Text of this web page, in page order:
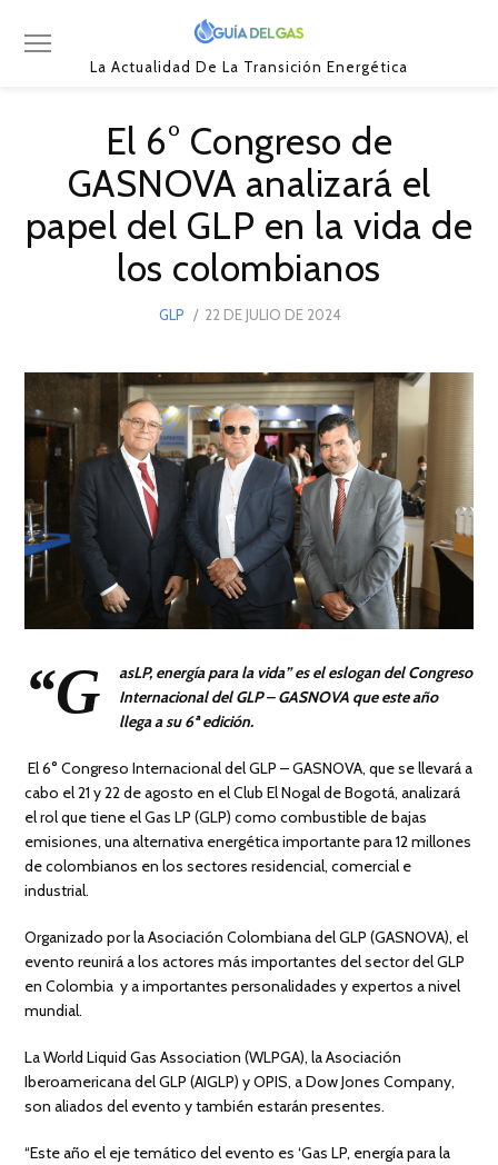
La Actualidad De La Transición Energética
El 6° Congreso de
GASNOVA analizará el
papel del GLP en la vida de
los colombianos
GLP
POSTED
22 DE JULIO DE 2024
DE
2024
“G
asLP, energía para la vida” es el eslogan del Congreso
Internacional del GLP – GASNOVA que este año
llega a su 6ª edición.
El 6° Congreso Internacional del GLP – GASNOVA, que se llevará a
cabo el 21 y 22 de agosto en el Club El Nogal de Bogotá, analizará
el rol que tiene el Gas LP (GLP) como combustible de bajas
emisiones, una alternativa energética importante para 12 millones
de colombianos en los sectores residencial, comercial e
industrial.
Organizado por la Asociación Colombiana del GLP (GASNOVA), el
evento reunirá a los actores más importantes del sector del GLP
en Colombia y a importantes personalidades y expertos a nivel
mundial.
La World Liquid Gas Association (WLPGA), la Asociación
Iberoamericana del GLP (AIGLP) y OPIS, a Dow Jones Company,
son aliados del evento y también estarán presentes.
“Este año el eje temático del evento es ‘Gas LP, energía para la